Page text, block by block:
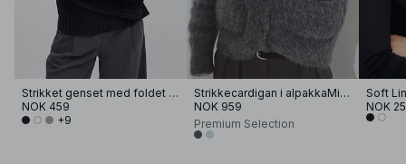
Strikket genset med foldet erme
NOK 459
+9
Strikkecardigan i alpakkaMiks
NOK 959
Premium Selection
NOK